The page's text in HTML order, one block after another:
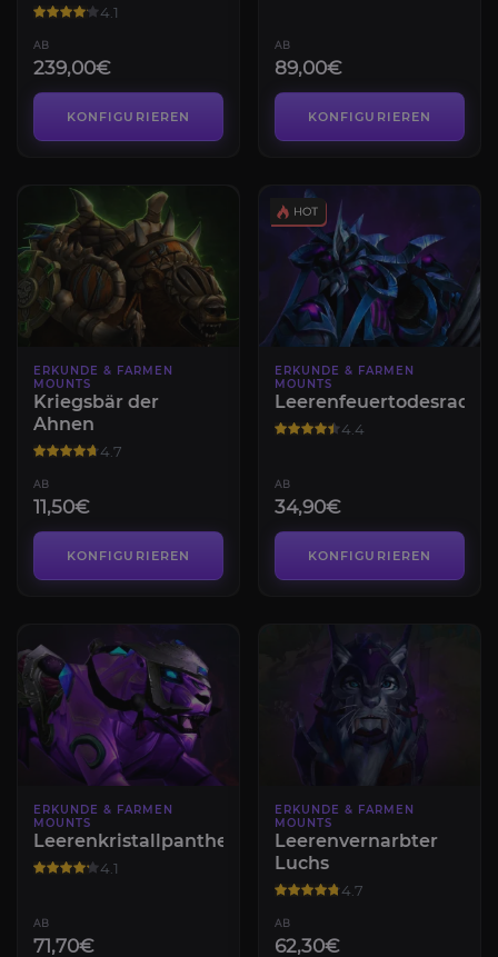
4.1
AB
239,00€
KONFIGURIEREN
AB
89,00€
KONFIGURIEREN
ERKUNDE & FARMEN
MOUNTS
Kriegsbär der
Ahnen
4.7
AB
11,50€
KONFIGURIEREN
ERKUNDE & FARMEN
MOUNTS
Leerenfeuertodesrad
4.4
AB
34,90€
KONFIGURIEREN
ERKUNDE & FARMEN
MOUNTS
Leerenkristallpanther
4.1
AB
71,70€
ERKUNDE & FARMEN
MOUNTS
Leerenvernarbter
Luchs
4.7
AB
62,30€